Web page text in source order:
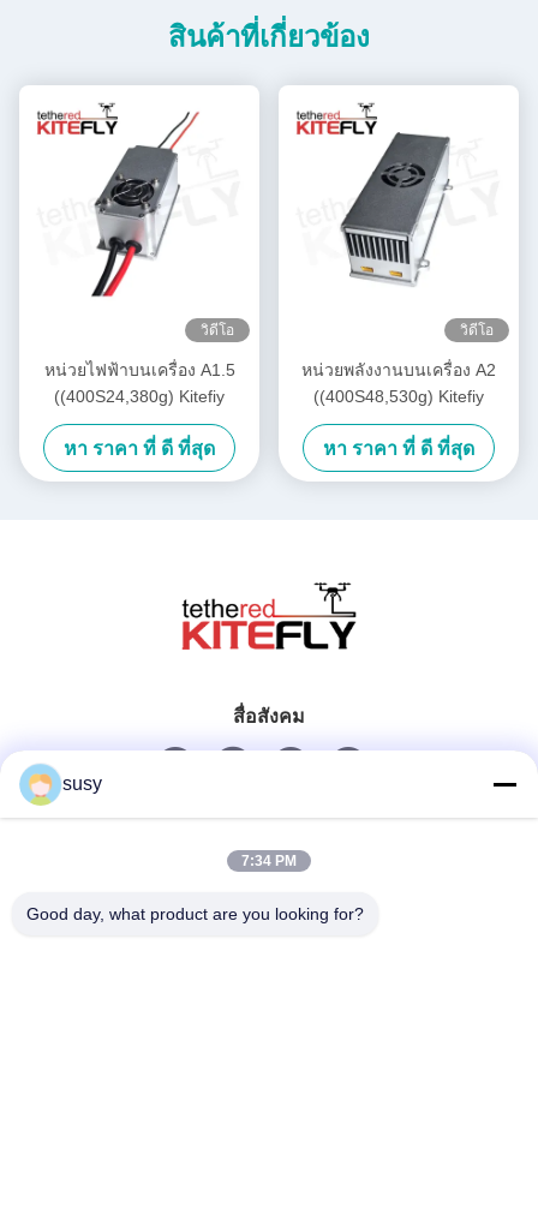
สินค้าที่เกี่ยวข้อง
วิดีโอ
หน่วยไฟฟ้าบนเครื่อง A1.5
((400S24,380g) Kitefiy
หา ราคา ที่ ดี ที่สุด
วิดีโอ
หน่วยพลังงานบนเครื่อง A2
((400S48,530g) Kitefiy
หา ราคา ที่ ดี ที่สุด
สื่อสังคม
ติดต่อเร็ว
susy
7:34 PM
Good day, what product are you looking for?